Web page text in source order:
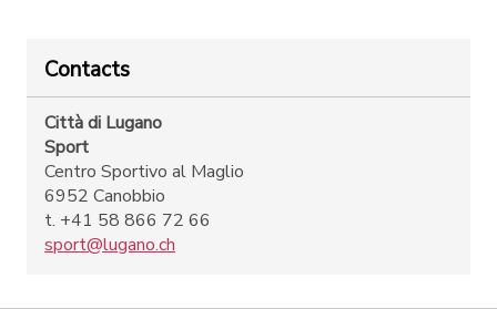
Contacts
Città di Lugano
Sport
Centro Sportivo al Maglio
6952 Canobbio
t. +41 58 866 72 66
sport@lugano.ch